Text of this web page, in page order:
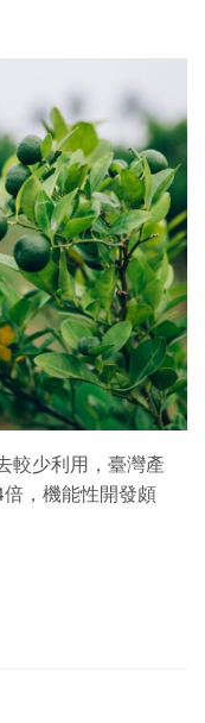
較少利用，臺灣產
，機能性開發頗